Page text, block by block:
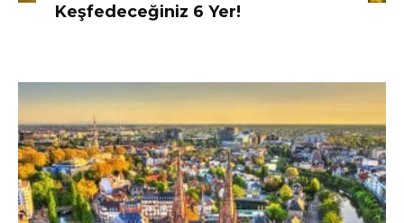
Keşfedeceğiniz 6 Yer!